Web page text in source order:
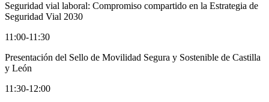
Seguridad vial laboral: Compromiso compartido en la Estrategia de
Seguridad Vial 2030
11:00-11:30
Presentación del Sello de Movilidad Segura y Sostenible de Castilla
y León
11:30-12:00